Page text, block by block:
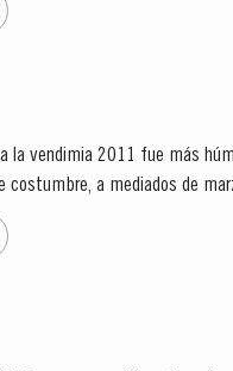
la vendimia 2011 fue más
costumbre, a mediados de
A...